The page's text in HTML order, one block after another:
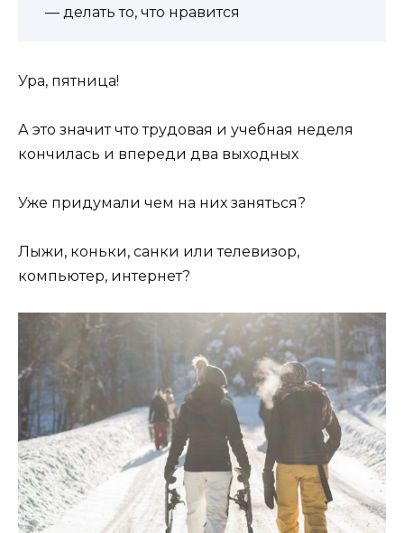
— делать то, что нравится
Ура, пятница!
А это значит что трудовая и учебная неделя
кончилась и впереди два выходных
Уже придумали чем на них заняться?
Лыжи, коньки, санки или телевизор,
компьютер, интернет?